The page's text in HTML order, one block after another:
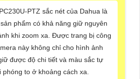
PTZ sắc nét của Dahua là
phẩm có khả năng giữ nguyên
khi zoom xa. Được trang bị công
này không chỉ cho hình ảnh
được độ chi tiết và màu sắc tự
phóng to ở khoảng cách xa.